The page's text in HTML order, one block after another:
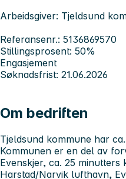
Arbeidsgiver: Tjeldsund
Referansenr.: 5136869570
Stillingsprosent: 50%
Engasjement
Søknadsfrist: 21.06.2026
Om bedriften
Tjeldsund kommune har
Kommunen er en del av
Evenskjer, ca. 25
Harstad/Narvik lufthavn,